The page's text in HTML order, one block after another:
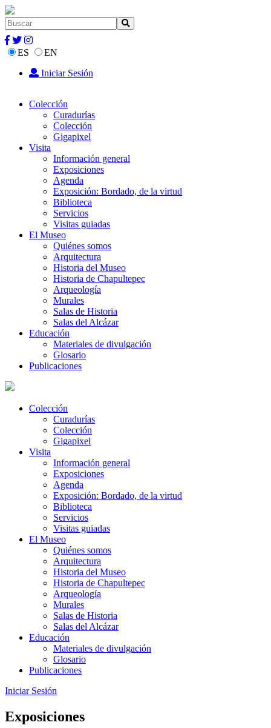
ES
EN
Iniciar Sesión
Colección
Curadurías
Colección
Gigapixel
Visita
Información general
Exposiciones
Agenda
Exposición: Bordado, de la virtud
Biblioteca
Servicios
Visitas guiadas
El Museo
Quiénes somos
Arquitectura
Historia del Museo
Historia de Chapultepec
Arqueología
Murales
Salas de Historia
Salas del Alcázar
Educación
Materiales de divulgación
Glosario
Publicaciones
Colección
Curadurías
Colección
Gigapixel
Visita
Información general
Exposiciones
Agenda
Exposición: Bordado, de la virtud
Biblioteca
Servicios
Visitas guiadas
El Museo
Quiénes somos
Arquitectura
Historia del Museo
Historia de Chapultepec
Arqueología
Murales
Salas de Historia
Salas del Alcázar
Educación
Materiales de divulgación
Glosario
Publicaciones
Iniciar Sesión
Exposiciones